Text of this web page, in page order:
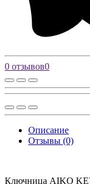
0 отзывов0
Описание
Отзывы (0)
Ключница AIKO